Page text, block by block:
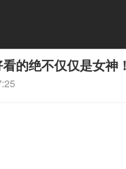
的绝不仅仅是女神